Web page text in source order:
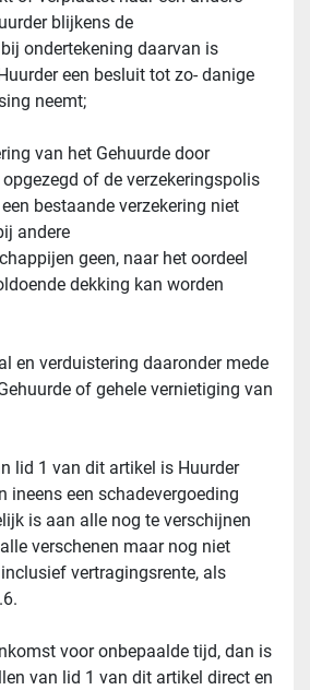
blijkens de
ondertekening daarvan is
een besluit tot zo- danige
neemt;
van het Gehuurde door
of de verzekeringspolis
bestaande verzekering niet
andere
geen, naar het oordeel
dekking kan worden
en verduistering daaronder mede
of gehele vernietiging van
lid 1 van dit artikel is Huurder
ineens een schadevergoeding
is aan alle nog te verschijnen
verschenen maar nog niet
vertragingsrente, als
voor onbepaalde tijd, dan is
van lid 1 van dit artikel direct en